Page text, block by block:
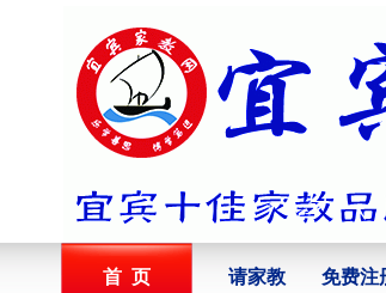
首 页 请家教 免费注